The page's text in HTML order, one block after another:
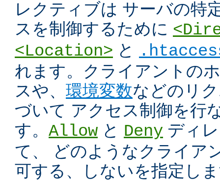
レクティブは サーバの特
スを制御するために
<Location> と
れます。クライアントの
スや、 環境変数などのリ
づいて アクセス制御を行
す。 Allow と Deny ディ
て、 どのようなクライア
可する、しないを指定し